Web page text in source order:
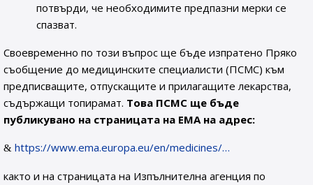
потвърди, че необходимите предпазни мерки се
спазват.
Своевременно по този въпрос ще бъде изпратено Пряко
съобщение до медицинските специалисти (ПСМС) към
предписващите, отпускащите и прилагащите лекарства,
съдържащи топирамат. Това ПСМС ще бъде
публикувано на страницата на ЕМА на адрес:
https://www.ema.europa.eu/en/medicines/…
както и на страницата на Изпълнителна агенция по